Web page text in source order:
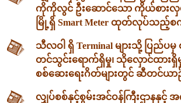
ကိုကိုလွင် ဦးဆောင်သော ကိုယ်စား
မြို့ရှိ Smart Meter ထုတ်လုပ်သည့်
သီလဝါ ရှိ Terminal များသို့ ပြည်ပ
တင်သွင်းရောက်ရှိမှု၊ သိုလှောင်ထားရှိမှု
စစ်ဆေးရေးဂိတ်များတွင် ဆီတင်ယာဉ်
လျှပ်စစ်နှင့်စွမ်းအင်ဝန်ကြီးဌာနနှင့် အ